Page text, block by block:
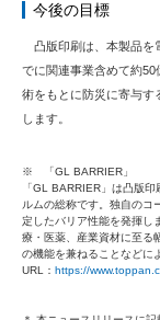
今後の目標
凸版印刷は、本製品を
でに関連事業含めて約
術をもとに防災に寄与す
します。
※ 「GL BARRIER」
「GL BARRIER」は凸版
ルムの総称です。独自のコ
定したバリア性能を発揮し
療・医薬、産業資材に至る
の機能を兼ねることなどに
URL： https://